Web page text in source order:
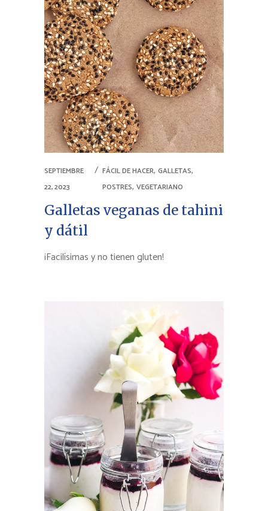
SEPTIEMBRE
22, 2023
FÁCIL DE HACER,GALLETAS,
POSTRES,VEGETARIANO
Galletas veganas de tahini
y dátil
¡Facilísimas y no tienen gluten!